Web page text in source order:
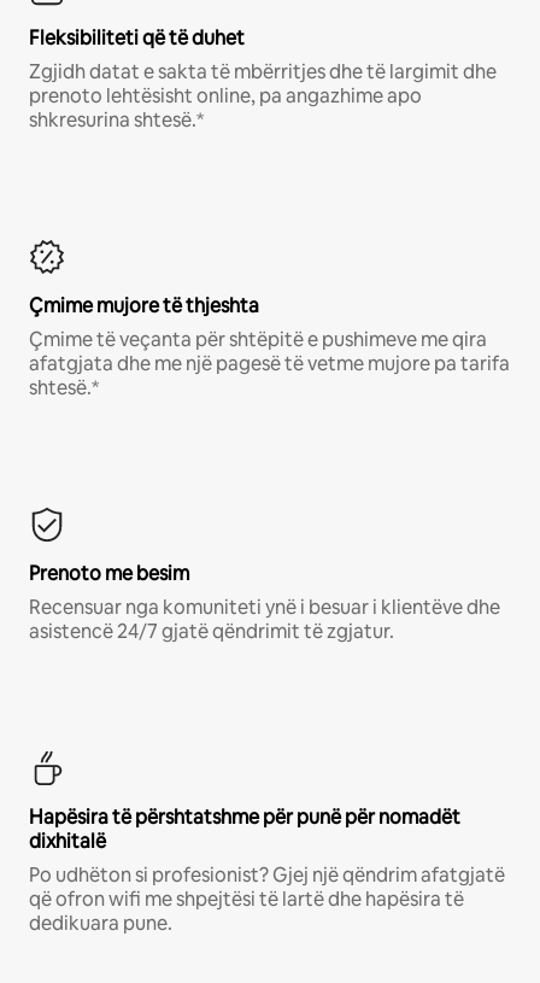
Fleksibiliteti që të duhet
Zgjidh datat e sakta të mbërritjes dhe të largimit dhe
prenoto lehtësisht online, pa angazhime apo
shkresurina shtesë.*
Çmime mujore të thjeshta
Çmime të veçanta për shtëpitë e pushimeve me qira
afatgjata dhe me një pagesë të vetme mujore pa tarifa
shtesë.*
Prenoto me besim
Recensuar nga komuniteti ynë i besuar i klientëve dhe
asistencë 24/7 gjatë qëndrimit të zgjatur.
Hapësira të përshtatshme për punë për nomadët
dixhitalë
Po udhëton si profesionist? Gjej një qëndrim afatgjatë
që ofron wifi me shpejtësi të lartë dhe hapësira të
dedikuara pune.